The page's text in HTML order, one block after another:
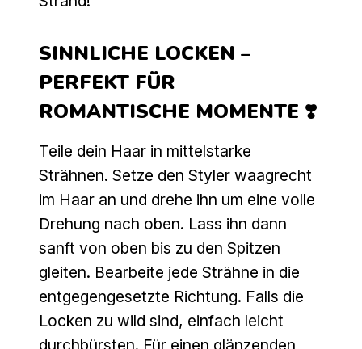
SINNLICHE LOCKEN –
PERFEKT FÜR
ROMANTISCHE MOMENTE ❣️
Teile dein Haar in mittelstarke
Strähnen. Setze den Styler waagrecht
im Haar an und drehe ihn um eine volle
Drehung nach oben. Lass ihn dann
sanft von oben bis zu den Spitzen
gleiten. Bearbeite jede Strähne in die
entgegengesetzte Richtung. Falls die
Locken zu wild sind, einfach leicht
durchbürsten. Für einen glänzenden